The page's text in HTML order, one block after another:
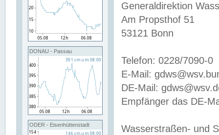
DONAU - Passau
ODER - Eisenhüttenstadt
Generaldirektion
Am Propsthof 51
53121 Bonn
Telefon: 0228/7090-0
E-Mail:
DE-Mail:
Empfänger das DE-
Wasserstraßen- und